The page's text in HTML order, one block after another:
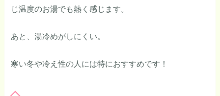
じ温度のお湯でも熱く感じます。
あと、湯冷めがしにくい。
寒い冬や冷え性の人には特におすすめです！